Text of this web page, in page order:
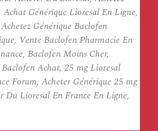
Générique Lioresal En Ligne,
Générique Baclofen
Vente Baclofen Pharmacie En
Baclofen Moins Cher,
Achat, 25 mg Lioresal
Forum, Acheter Générique 25 mg
Du Lioresal En France En Ligne,